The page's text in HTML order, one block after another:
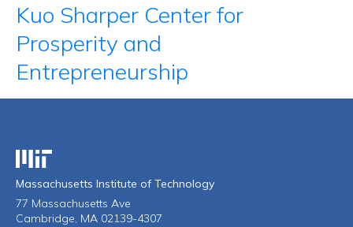
Kuo Sharper Center for
Prosperity and
Entrepreneurship
Massachusetts Institute of Technology
Massachusetts Institute of Technology
77 Massachusetts Ave
Cambridge, MA 02139-4307